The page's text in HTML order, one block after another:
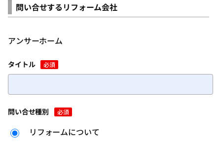
問い合せするリフォーム会社
アンサーホーム
タイトル 必須
問い合せ種別 必須
リフォームについて